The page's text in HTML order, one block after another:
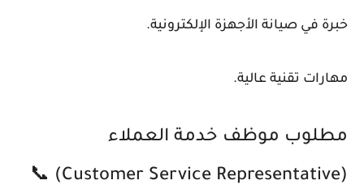
خبرة في صيانة الأجهزة الإلكترونية.
مهارات تقنية عالية.
مطلوب موظف خدمة العملاء
(Customer Service Representative) 📞